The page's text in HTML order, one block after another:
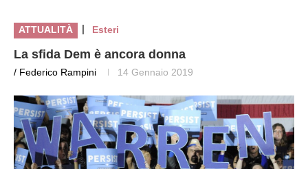
ATTUALITÀ | Esteri
La sfida Dem è ancora donna
/ Federico Rampini 14 Gennaio 2019